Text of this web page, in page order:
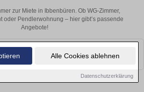
Alle Cookies ablehnen
Datenschutzerklärung
zur Miete in Ibbenbüren. Ob WG-Zimmer,
oder Pendlerwohnung – hier gibt’s passende
Angebote!
keine passenden Objekte finden. Schauen Sie